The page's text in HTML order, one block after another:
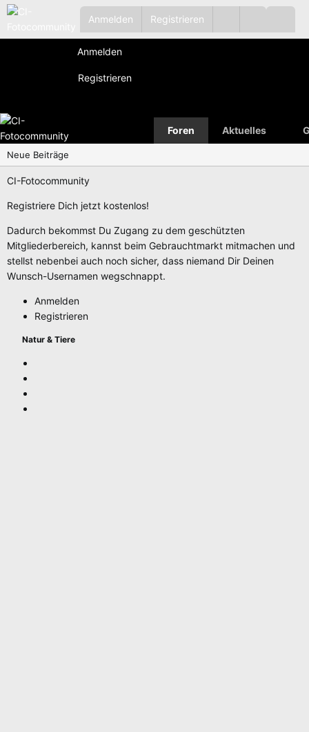
Anmelden Registrieren
Anmelden
Registrieren
Foren Aktuelles
Neue Beiträge
CI-Fotocommunity
Registriere Dich jetzt kostenlos!
Dadurch bekommst Du Zugang zu dem geschützten
Mitgliederbereich, kannst beim Gebrauchtmarkt mitmachen und
stellst nebenbei auch noch sicher, dass niemand Dir Deinen
Wunsch-Usernamen wegschnappt.
Anmelden
Registrieren
Natur & Tiere